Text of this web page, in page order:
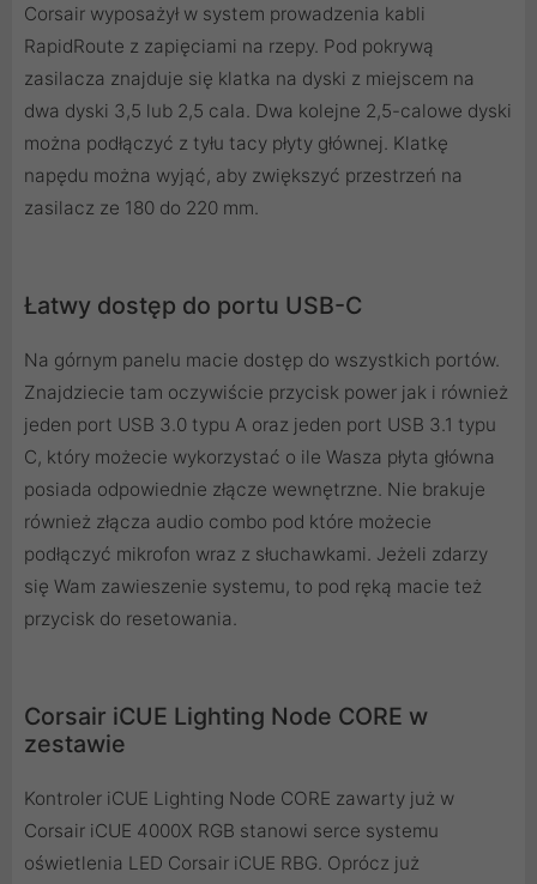
Corsair wyposażył w system prowadzenia kabli
RapidRoute z zapięciami na rzepy. Pod pokrywą
zasilacza znajduje się klatka na dyski z miejscem na
dwa dyski 3,5 lub 2,5 cala. Dwa kolejne 2,5-calowe dyski
można podłączyć z tyłu tacy płyty głównej. Klatkę
napędu można wyjąć, aby zwiększyć przestrzeń na
zasilacz ze 180 do 220 mm.
Łatwy dostęp do portu USB-C
Na górnym panelu macie dostęp do wszystkich portów.
Znajdziecie tam oczywiście przycisk power jak i również
jeden port USB 3.0 typu A oraz jeden port USB 3.1 typu
C, który możecie wykorzystać o ile Wasza płyta główna
posiada odpowiednie złącze wewnętrzne. Nie brakuje
również złącza audio combo pod które możecie
podłączyć mikrofon wraz z słuchawkami. Jeżeli zdarzy
się Wam zawieszenie systemu, to pod ręką macie też
przycisk do resetowania.
Corsair iCUE Lighting Node CORE w
zestawie
Kontroler iCUE Lighting Node CORE zawarty już w
Corsair iCUE 4000X RGB stanowi serce systemu
oświetlenia LED Corsair iCUE RBG. Oprócz już